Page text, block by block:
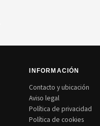
INFORMACIÓN
Contacto y ubicación
Aviso legal
Política de privacidad
Política de cookies